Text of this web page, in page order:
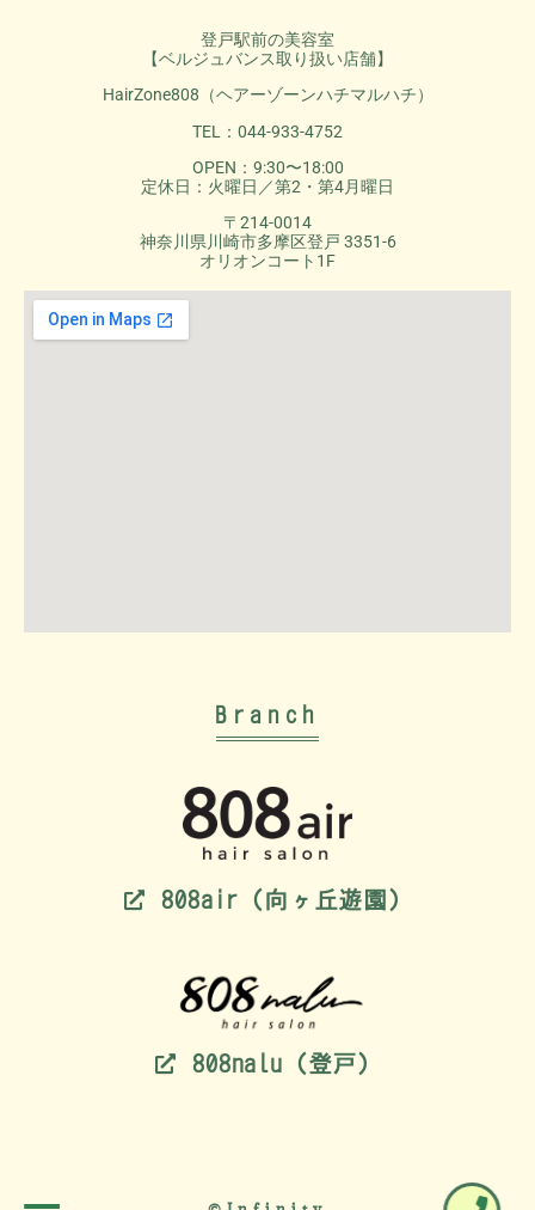
登戸駅前の美容室
【ベルジュバンス取り扱い店舗】
HairZone808（ヘアーゾーンハチマルハチ）
TEL：044-933-4752
OPEN：9:30〜18:00
定休日：火曜日／第2・第4月曜日
〒214-0014
神奈川県川崎市多摩区登戸 3351-6
オリオンコート1F
Branch
808air（向ヶ丘遊園）
808nalu（登戸）